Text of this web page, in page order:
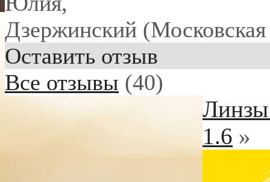
Дзержинский (Московская
Оставить отзыв
Все отзывы (40)
1.6 »